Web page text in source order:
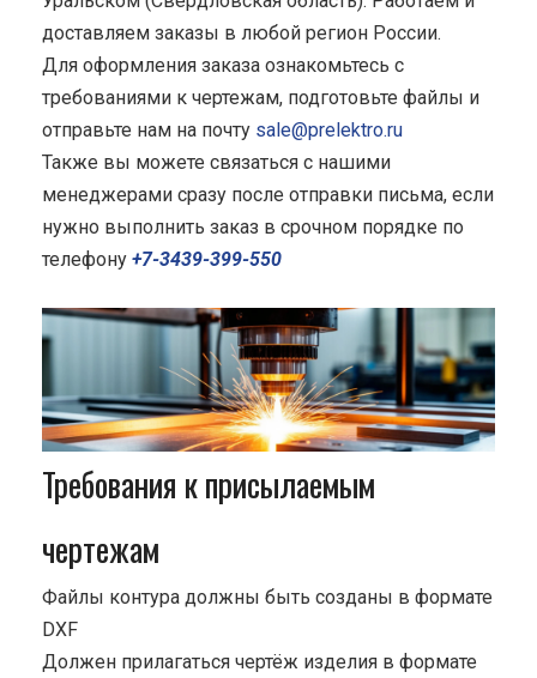
доставляем заказы в любой регион России.
Для оформления заказа ознакомьтесь с
требованиями к чертежам, подготовьте файлы и
отправьте нам на почту sale@prelektro.ru
Также вы можете связаться с нашими
менеджерами сразу после отправки письма, если
нужно выполнить заказ в срочном порядке по
телефону +7-3439-399-550
Требования к присылаемым
чертежам
Файлы контура должны быть созданы в формате
DXF
Должен прилагаться чертёж изделия в формате